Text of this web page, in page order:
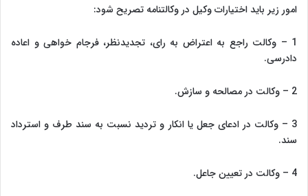
امور زیر باید اختیارات وکیل در وکالتنامه تصریح شود:
1 – وکالت راجع به اعتراض به رای، تجدیدنظر، فرجام خواهی و اعاده
دادرسی.
2 – وکالت در مصالحه و سازش.
3 – وکالت در ادعای جعل یا انکار و تردید نسبت به سند طرف و استرداد
سند.
4 – وکالت در تعیین جاعل.